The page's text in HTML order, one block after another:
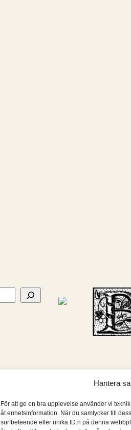
Hantera
För att ge en bra upplevelse använder vi
åt enhetsinformation. När du samtycker till
surfbeteende eller unika ID:n på denna